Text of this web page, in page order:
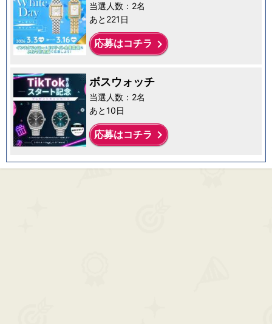
当選人数：2名
あと221日
応募はコチラ keyboard_arrow_right
ボスウォッチ
当選人数：2名
あと10日
応募はコチラ keyboard_arrow_right